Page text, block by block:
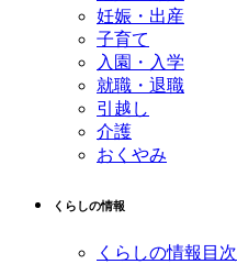
妊娠・出産
子育て
入園・入学
就職・退職
引越し
介護
おくやみ
くらしの情報
くらしの情報目次